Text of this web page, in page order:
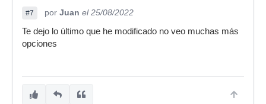
#7 por Juan el 25/08/2022
Te dejo lo último que he modificado no veo muchas más
opciones